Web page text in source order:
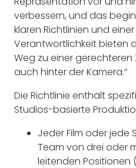
verbessern, und das
klaren Richtlinien und
Verantwortlichkeit bieten
Weg zu einer gerechteren
auch hinter der Kamera.“
Die Richtlinie enthält
Studios-basierte
Jeder Film oder jede
Team von drei oder
leitenden Positionen